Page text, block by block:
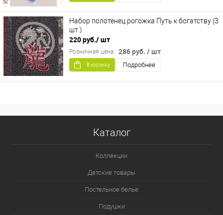
Набор полотенец рогожка Путь к богатству (3
шт.)
220 руб./ шт
286 руб. / шт
Розничная цена
В корзину Подробнее
Каталог
Коллекции
Детские товары
Постельное белье
Подушки